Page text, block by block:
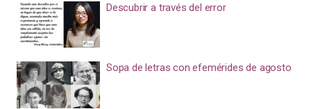
Descubrir a través del error
Sopa de letras con efemérides de agosto